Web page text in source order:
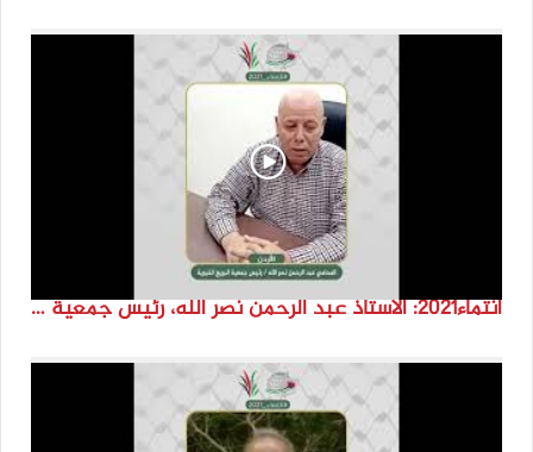
انتماء2021: الاستاذ عبد الرحمن نصر الله، رئيس جمعية البريج الخيرية، الاردن